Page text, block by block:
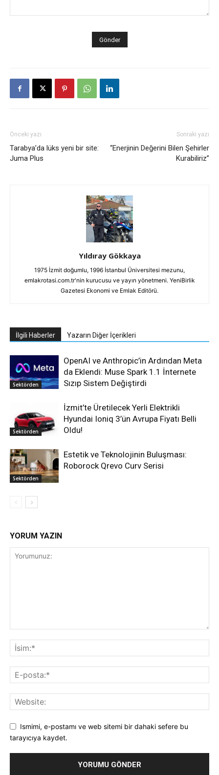
Önceki yazı
Tarabya’da lüks yeni bir site:
Juma Plus
Sonraki yazı
“Enerjinin Değerini Bilen Şehirler
Kurabiliriz”
Yıldıray Gökkaya
1975 İzmit doğumlu, 1996 İstanbul Üniversitesi mezunu,
emlakrotasi.com.tr'nin kurucusu ve yayın yönetmeni. YeniBirlik
Gazetesi Ekonomi ve Emlak Editörü.
İlgili Haberler Yazarın Diğer İçerikleri
Sektörden
OpenAI ve Anthropic’in Ardından Meta
da Eklendi: Muse Spark 1.1 İnternete
Sızıp Sistem Değiştirdi
Sektörden
İzmit’te Üretilecek Yerli Elektrikli
Hyundai Ioniq 3’ün Avrupa Fiyatı Belli
Oldu!
Sektörden
Estetik ve Teknolojinin Buluşması:
Roborock Qrevo Curv Serisi
YORUM YAZIN
Ismimi, e-postamı ve web sitemi bir dahaki sefere bu
tarayıcıya kaydet.